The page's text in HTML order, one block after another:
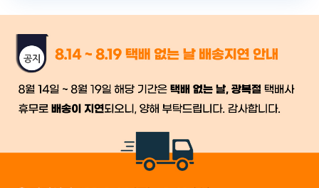
금일 시세가 적용
배송
시작 후 환불이 불가